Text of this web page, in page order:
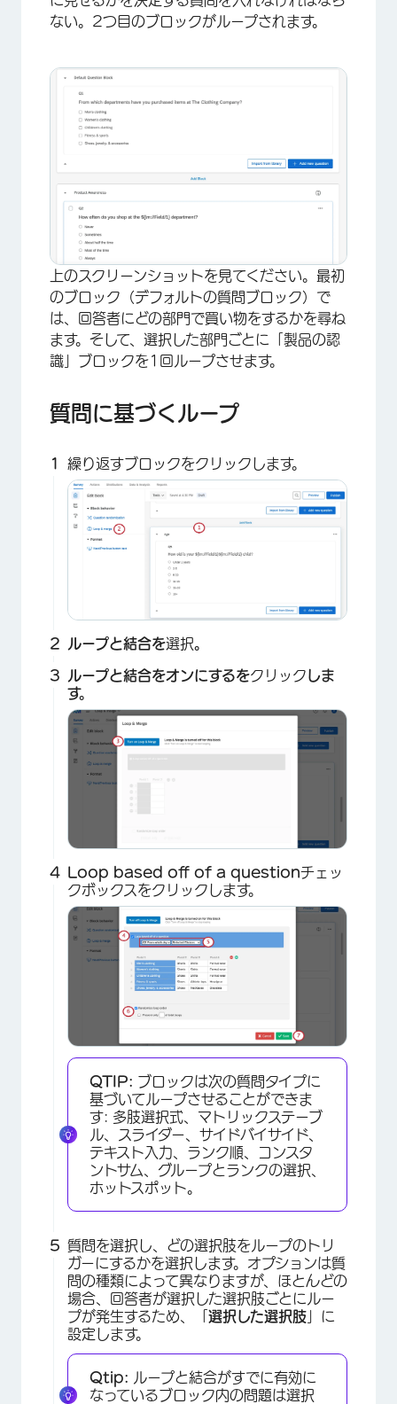
×
ない。 2つ目のブロックがループされます。
×
上のスクリーンショットを見てください。最初
のブロック（デフォルトの質問ブロック）で
は、回答者にどの部門で買い物をするかを尋ね
ます。そして、選択した部門ごとに「製品の認
識」ブロックを1回ループさせます。
質問に基づくループ
繰り返すブロックをクリックします。
×
ループと結合を選択。
ループと結合をオンにするをクリックしま
す。
Loop based off of a questionチェッ
クボックスをクリックします。
QTIP: ブロックは次の質問タイプに
基づいてループさせることができま
す: 多肢選択式、マトリックステーブ
ル、スライダー、サイドバイサイド、
テキスト入力、ランク順、コンスタ
ントサム、グループとランクの選択、
ホットスポット。
質問を選択し、どの選択肢をループのトリ
ガーにするかを選択します。オプションは質
問の種類によって異なりますが、ほとんどの
場合、回答者が選択した選択肢ごとにルー
プが発生するため、「 選択した選択肢 」に
設定します。
Qtip: ループと結合がすでに有効に
なっているブロック内の問題は選択